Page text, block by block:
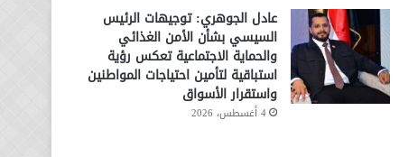
عادل الجوهري: توجيهات الرئيس
السيسي بشأن الأمن الغذائي
والحماية الاجتماعية تعكس رؤية
استباقية لتأمين احتياجات المواطنين
واستقرار الأسواق
4 أغسطس، 2026